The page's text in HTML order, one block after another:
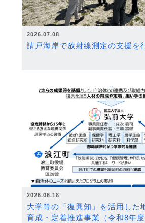
2026.07.08
請戸海岸で放射線測定の支援を
2026.06.18
大学等の「復興知」を活用した
育成・定着推進事業（令和8年